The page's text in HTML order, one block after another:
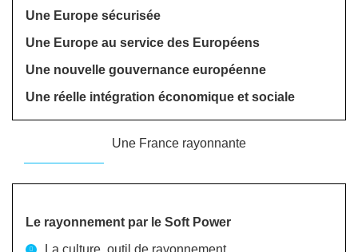
Une Europe sécurisée
Une Europe au service des Européens
Une nouvelle gouvernance européenne
Une réelle intégration économique et sociale
Une France rayonnante
Le rayonnement par le Soft Power
La culture, outil de rayonnement